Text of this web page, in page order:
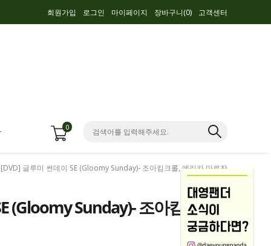
회원가입 로그인 마이페이지 장바구니(0) 고객센터
0
글루미 썬데이 SE (Gloomy Sunday)- 조아킴크롤, 에리카 마로잔
(Gloomy Sunday)- 조아킴크